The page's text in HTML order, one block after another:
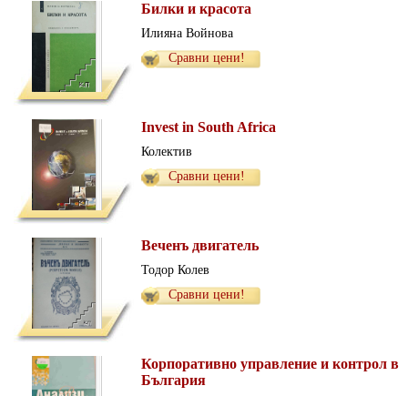
Билки и красота
Илияна Войнова
Сравни цени!
Invest in South Africa
Колектив
Сравни цени!
Веченъ двигатель
Тодор Колев
Сравни цени!
Корпоративно управление и контрол в
България